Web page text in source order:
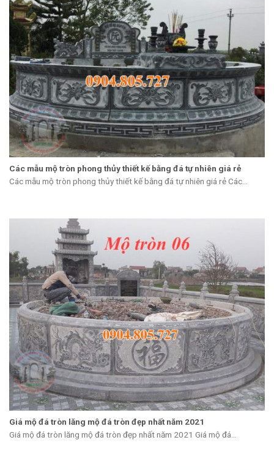
Các mẫu mộ tròn phong thủy thiết kế bằng đá tự nhiên giá rẻ
Các mẫu mộ tròn phong thủy thiết kế bằng đá tự nhiên giá rẻ Các...
Giá mộ đá tròn lăng mộ đá tròn đẹp nhất năm 2021
Giá mộ đá tròn lăng mộ đá tròn đẹp nhất năm 2021 Giá mộ đá...